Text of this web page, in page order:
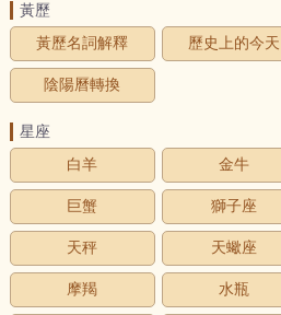
黃歷
黃歷名詞解釋
歷史上的今天
陰陽曆轉換
星座
白羊
金牛
巨蟹 獅子座
天秤 天蠍座
摩羯 水瓶